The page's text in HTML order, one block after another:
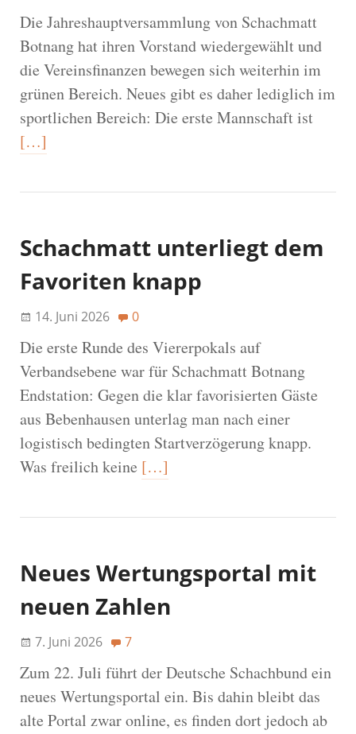
Die Jahreshauptversammlung von Schachmatt
Botnang hat ihren Vorstand wiedergewählt und
die Vereinsfinanzen bewegen sich weiterhin im
grünen Bereich. Neues gibt es daher lediglich im
sportlichen Bereich: Die erste Mannschaft ist
[…]
Schachmatt unterliegt dem
Favoriten knapp
14. Juni 2026 0
Die erste Runde des Viererpokals auf
Verbandsebene war für Schachmatt Botnang
Endstation: Gegen die klar favorisierten Gäste
aus Bebenhausen unterlag man nach einer
logistisch bedingten Startverzögerung knapp.
Was freilich keine […]
Neues Wertungsportal mit
neuen Zahlen
7. Juni 2026 7
Zum 22. Juli führt der Deutsche Schachbund ein
neues Wertungsportal ein. Bis dahin bleibt das
alte Portal zwar online, es finden dort jedoch ab